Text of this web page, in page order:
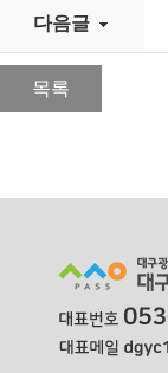
다음글
목록